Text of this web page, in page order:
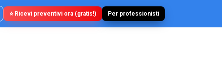
⭐ Ricevi preventivi ora (gratis!) Per professionisti